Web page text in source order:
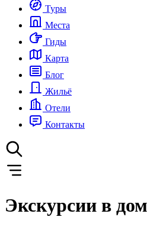
Туры
Места
Гиды
Карта
Блог
Жильё
Отели
Контакты
Экскурсии в